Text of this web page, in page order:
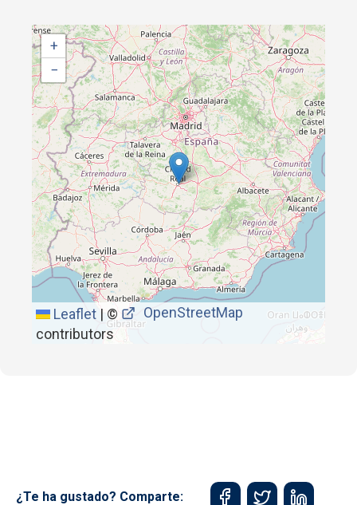
+
−
Leaflet | ©
OpenStreetMap
contributors
¿Te ha gustado? Comparte: